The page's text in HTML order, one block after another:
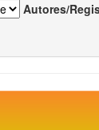
Autores/